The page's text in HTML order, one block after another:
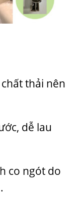
thải nên
dễ lau
co ngót do